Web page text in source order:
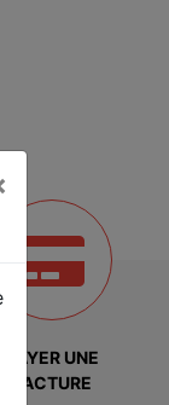
PAYER UNE
FACTURE